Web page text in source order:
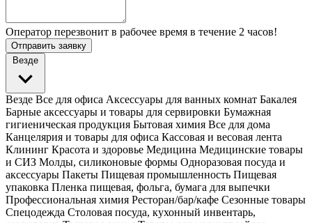
Оператор перезвонит в рабочее время в течение 2 часов!
Отправить заявку
Везде
Везде Все для офиса Аксессуары для ванных комнат Бакалея
Барные аксессуары и товары для сервировки Бумажная
гигиеническая продукция Бытовая химия Все для дома
Канцелярия и товары для офиса Кассовая и весовая лента
Клининг Красота и здоровье Медицина Медицинские товары
и СИЗ Молды, силиконовые формы Одноразовая посуда и
аксессуары Пакеты Пищевая промышленность Пищевая
упаковка Пленка пищевая, фольга, бумага для выпечки
Профессиональная химия Ресторан/бар/кафе Сезонные товары
Спецодежда Столовая посуда, кухонный инвентарь,